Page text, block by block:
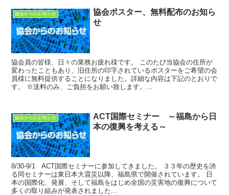
協会からのお知らせ
協会ポスター、無料配布のお知ら
せ
協会員の皆様、日々の業務お疲れ様です。 このたび当協会の住所が
変わったこともあり、旧住所の印字されているポスターをご希望の会
員様に無料提供することになりました。詳細な内容は下記のとおりで
す。 ※送料のみ、ご負担をお願い致します。...
協会からのお知らせ
ACT国際セミナー ～福島から日
本の復興を考える～
8/30-9/1 ACT国際セミナーに参加してきました。 ３３年の歴史を誇
る同セミナーは東日本大震災以降、福島県で開催されています。 日
本の国際化、発展、そして福島をはじめ全国の災害地の復興について
多くの取り組みが発表されました...